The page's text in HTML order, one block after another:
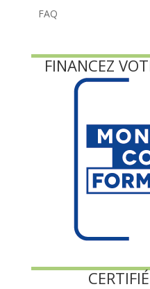
FAQ
FINANCEZ